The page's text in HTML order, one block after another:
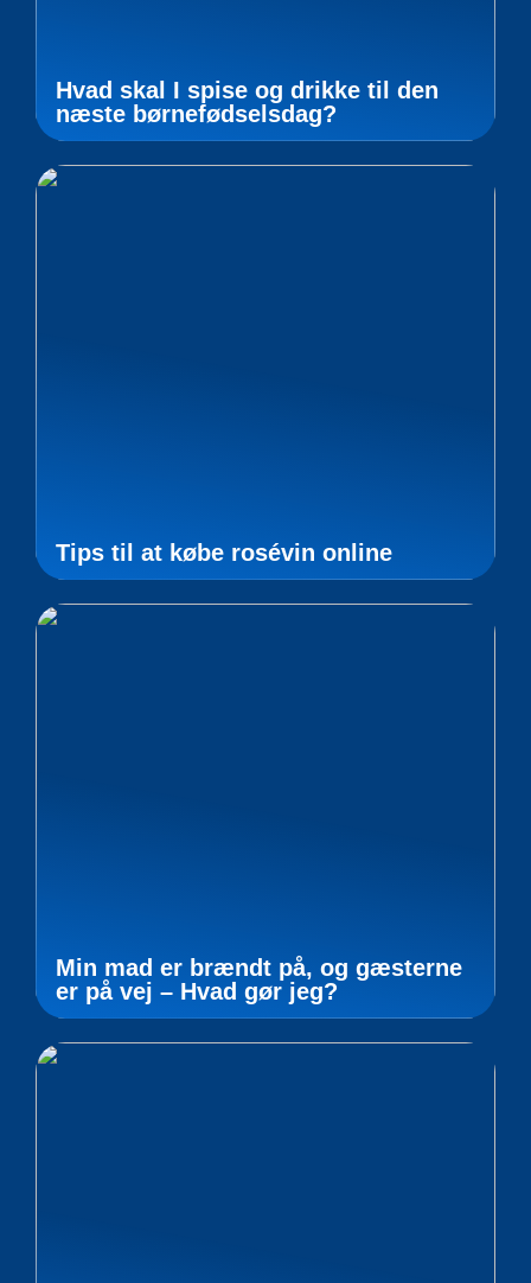
Hvad skal I spise og drikke til den
næste børnefødselsdag?
Tips til at købe rosévin online
Min mad er brændt på, og gæsterne
er på vej – Hvad gør jeg?